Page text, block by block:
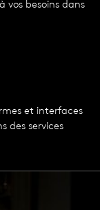
vos besoins dans
et interfaces
des services